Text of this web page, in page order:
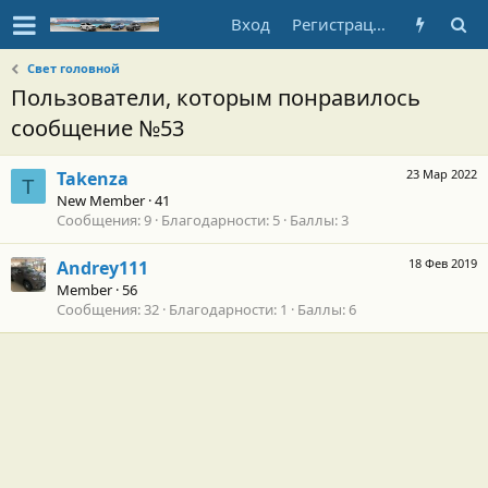
Вход Регистрация
Свет головной
Пользователи, которым понравилось
сообщение №53
T
23 Мар 2022
Takenza
New Member ·41
Сообщения 9 Благодарности 5 Баллы 3
18 Фев 2019
Andrey111
Member ·56
Сообщения 32 Благодарности 1 Баллы 6